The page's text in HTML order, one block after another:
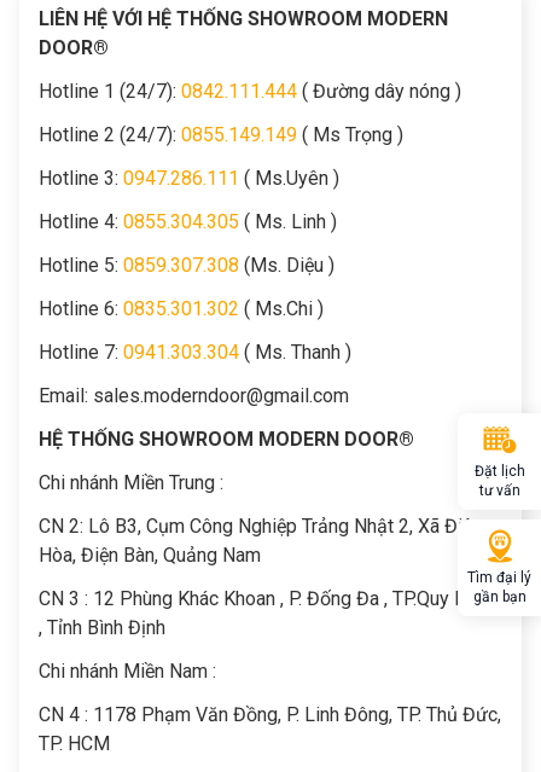
LIÊN HỆ VỚI HỆ THỐNG SHOWROOM MODERN
DOOR®
Hotline 1 (24/7): 0842.111.444 ( Đường dây nóng )
Hotline 2 (24/7): 0855.149.149 ( Ms Trọng )
Hotline 3: 0947.286.111 ( Ms.Uyên )
Hotline 4: 0855.304.305 ( Ms. Linh )
Hotline 5: 0859.307.308 (Ms. Diệu )
Hotline 6: 0835.301.302 ( Ms.Chi )
Hotline 7: 0941.303.304 ( Ms. Thanh )
Email: sales.moderndoor@gmail.com
HỆ THỐNG SHOWROOM MODERN DOOR®
Chi nhánh Miền Trung :
CN 2: Lô B3, Cụm Công Nghiệp Trảng Nhật 2, Xã Điện
Hòa, Điện Bàn, Quảng Nam
CN 3 : 12 Phùng Khác Khoan , P. Đống Đa , TP.Quy Nhơn
, Tỉnh Bình Định
Chi nhánh Miền Nam :
CN 4 : 1178 Phạm Văn Đồng, P. Linh Đông, TP. Thủ Đức,
TP. HCM
Đặt lịch
tư vấn
Tìm đại lý
gần bạn